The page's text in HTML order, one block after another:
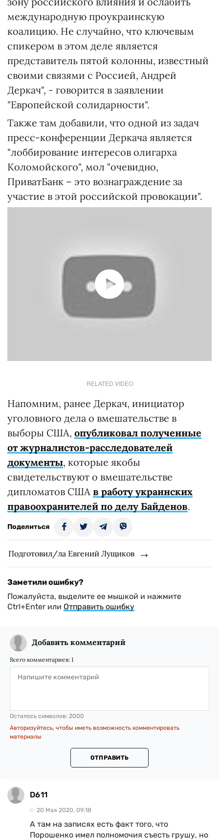
международную проукраинскую
коалицию. Не случайно, что ключевым
спикером в этом деле является
представитель пятой колонны, известный
своими связями с Россией, Андрей
Деркач", - говорится в заявлении
"Европейской солидарности".
Также там добавили, что одной из задач
пресс-конференции Деркача является
"лоббирование интересов олигарха
Коломойского", мол "очевидно,
ПриватБанк – это вознаграждение за
участие в этой российской провокации".
RELATED VIDEO
Напомним, ранее Деркач, инициатор
уголовного дела о вмешательстве в
выборы США, опубликовал полученные
от журналистов-расследователей
документы, которые якобы
свидетельствуют о вмешательстве
дипломатов США в работу украинских
правоохранителей по делу Байденов.
Поделиться
Подготовил/ла Евгений Лущиков
Заметили ошибку?
Пожалуйста, выделите ее мышкой и нажмите
Ctrl+Enter или Отправить ошибку
Добавить комментарий
Всего комментариев: 1
Осталось символов: 2000
Авторизуйтесь, чтобы иметь возможность комментировать
материалы
ОТПРАВИТЬ
D611
20 Мая 2020, 09:18
А там на записях есть факт того, что
Порошенко имел полномочия съесть грушу, но